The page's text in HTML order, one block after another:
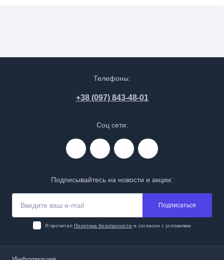
Телефоны:
+38 (097) 843-48-01
Соц сети:
Подписывайтесь на новости и акции:
Подписаться
Я прочитал Политика безопасности и согласен с условиями